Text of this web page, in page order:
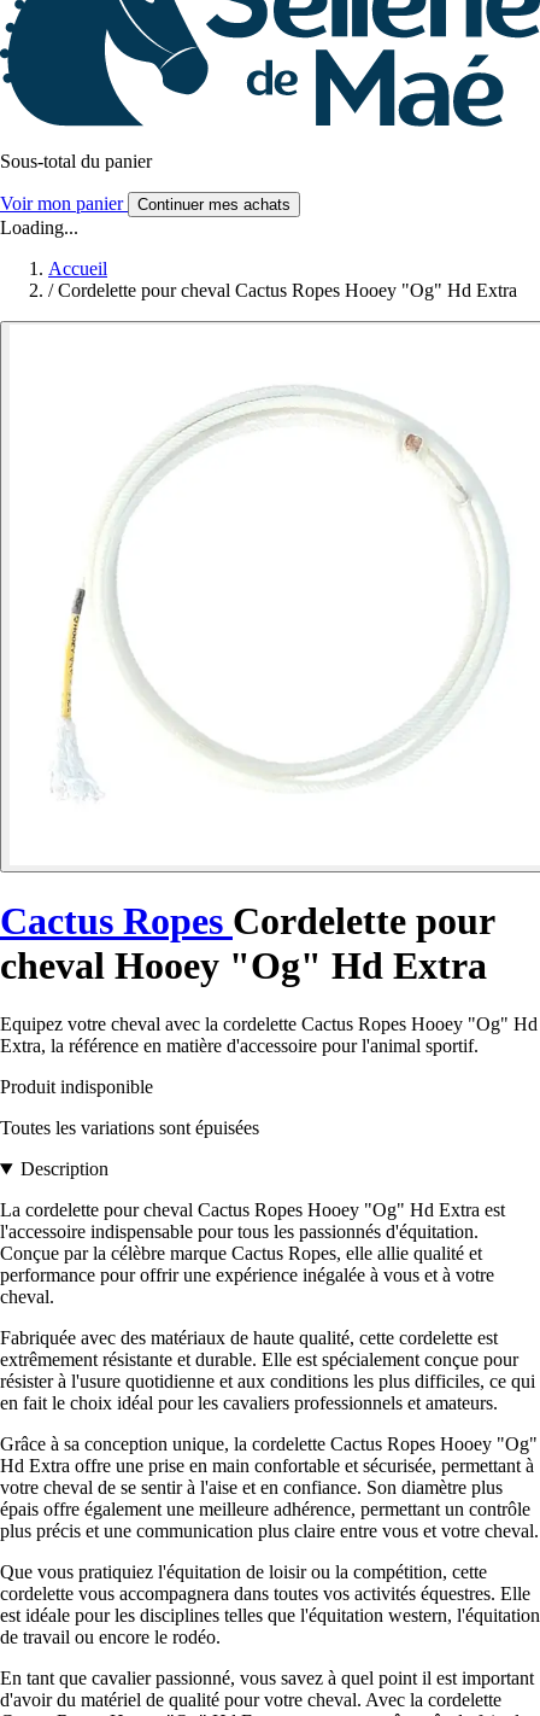
Sous-total du panier
Voir mon panier Continuer mes achats
Loading...
Accueil
/ Cordelette pour cheval Cactus Ropes Hooey "Og" Hd Extra
Cactus Ropes Cordelette pour
cheval Hooey "Og" Hd Extra
Equipez votre cheval avec la cordelette Cactus Ropes Hooey "Og" Hd
Extra, la référence en matière d'accessoire pour l'animal sportif.
Produit indisponible
Toutes les variations sont épuisées
Description
La cordelette pour cheval Cactus Ropes Hooey "Og" Hd Extra est
l'accessoire indispensable pour tous les passionnés d'équitation.
Conçue par la célèbre marque Cactus Ropes, elle allie qualité et
performance pour offrir une expérience inégalée à vous et à votre
cheval.
Fabriquée avec des matériaux de haute qualité, cette cordelette est
extrêmement résistante et durable. Elle est spécialement conçue pour
résister à l'usure quotidienne et aux conditions les plus difficiles, ce qui
en fait le choix idéal pour les cavaliers professionnels et amateurs.
Grâce à sa conception unique, la cordelette Cactus Ropes Hooey "Og"
Hd Extra offre une prise en main confortable et sécurisée, permettant à
votre cheval de se sentir à l'aise et en confiance. Son diamètre plus
épais offre également une meilleure adhérence, permettant un contrôle
plus précis et une communication plus claire entre vous et votre cheval.
Que vous pratiquiez l'équitation de loisir ou la compétition, cette
cordelette vous accompagnera dans toutes vos activités équestres. Elle
est idéale pour les disciplines telles que l'équitation western, l'équitation
de travail ou encore le rodéo.
En tant que cavalier passionné, vous savez à quel point il est important
d'avoir du matériel de qualité pour votre cheval. Avec la cordelette